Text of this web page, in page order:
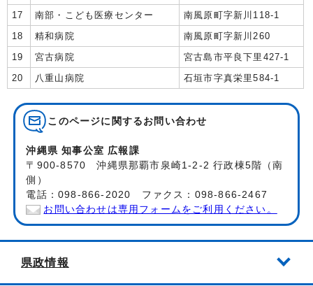
17
南部・こども医療センター
南風原町字新川118-1
18
精和病院
南風原町字新川260
19
宮古病院
宮古島市平良下里427-1
20
八重山病院 石垣市字真栄里584-1
このページに関する お問い合わせ
沖縄県 知事公室 広報課
〒900-8570 沖縄県那覇市泉崎1-2-2 行政棟5階（南
側）
電話：098-866-2020 ファクス：098-866-2467
お問い合わせは専用フォームをご利用ください。
県政情報